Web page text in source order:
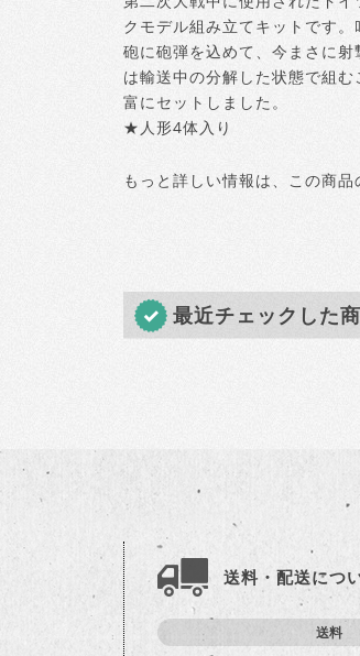
クモデル組み立てキットです
砲に砲弾を込めて、今まさに
は輸送中の分解した状態で組
富にセットしました。
★人形4体入り
もっと詳しい情報は、この商品
最近チェックした
送料・配送につ
送料